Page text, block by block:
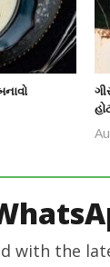
with the